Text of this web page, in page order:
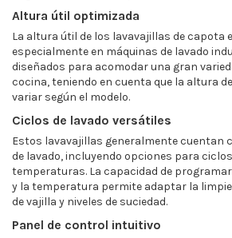
Altura útil optimizada
La altura útil de los lavavajillas de capota
especialmente en máquinas de lavado
diseñados para acomodar una gran
cocina, teniendo en cuenta que la altura
variar según el modelo.
Ciclos de lavado versátiles
Estos lavavajillas generalmente cuentan
de lavado, incluyendo opciones para
temperaturas. La capacidad de
y la temperatura permite adaptar la
de vajilla y niveles de suciedad.
Panel de control intuitivo